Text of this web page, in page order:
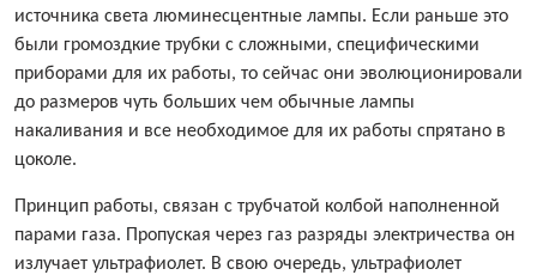
источника света люминесцентные лампы. Если раньше это
были громоздкие трубки с сложными, специфическими
приборами для их работы, то сейчас они эволюционировали
до размеров чуть больших чем обычные лампы
накаливания и все необходимое для их работы спрятано в
цоколе.
Принцип работы, связан с трубчатой колбой наполненной
парами газа. Пропуская через газ разряды электричества он
излучает ультрафиолет. В свою очередь, ультрафиолет